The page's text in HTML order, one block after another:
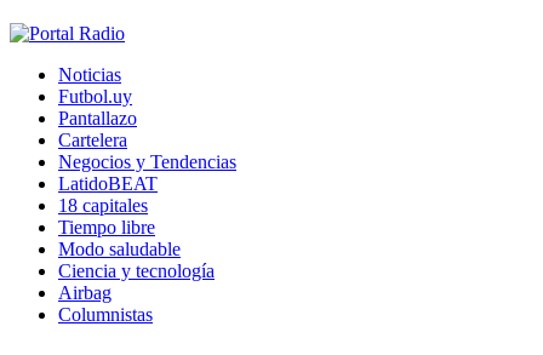
Noticias
Futbol.uy
Pantallazo
Cartelera
Negocios y Tendencias
LatidoBEAT
18 capitales
Tiempo libre
Modo saludable
Ciencia y tecnología
Airbag
Columnistas